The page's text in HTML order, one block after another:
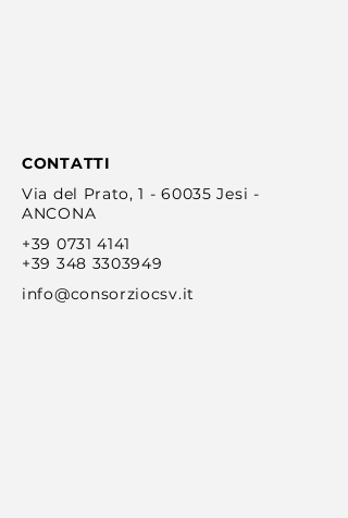
CONTATTI
Via del Prato, 1 - 60035 Jesi -
ANCONA
+39 0731 4141
+39 348 3303949
info@consorziocsv.it